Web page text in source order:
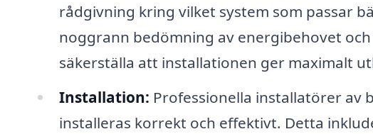
rådgivning kring vilket system som passar
noggrann bedömning av energibehovet
säkerställa att installationen ger maximalt
Installation: Professionella installatörer av
installeras korrekt och effektivt. Detta